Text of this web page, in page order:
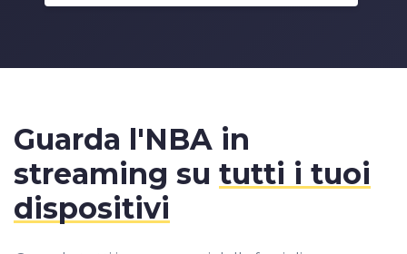
Guarda l'NBA in
streaming su tutti i tuoi
dispositivi